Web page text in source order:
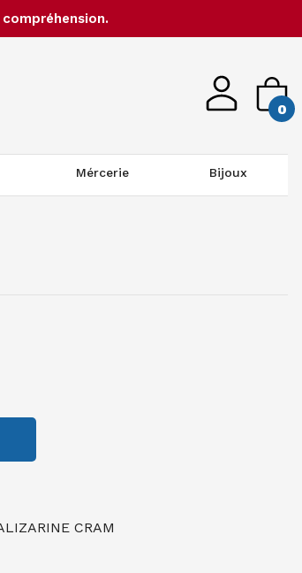
0
Mércerie Bijoux
CRAM